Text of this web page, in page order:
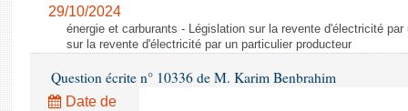
29/10/2024
énergie et carburants - Législation sur la revente d'électricité
sur la revente d'électricité par un particulier producteur
Question écrite n° 10336 de M. Karim Benbrahim
Date de